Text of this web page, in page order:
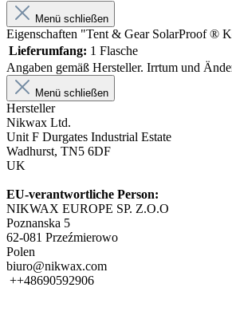
Menü schließen
Eigenschaften "Tent & Gear SolarProof ®
Lieferumfang: 1 Flasche
Angaben gemäß Hersteller. Irrtum und
Menü schließen
Hersteller
Nikwax Ltd.
Unit F Durgates Industrial Estate
Wadhurst, TN5 6DF
UK
EU-verantwortliche Person:
NIKWAX EUROPE SP. Z.O.O
Poznanska 5
62-081 Przeźmierowo
Polen
biuro@nikwax.com
++48690592906